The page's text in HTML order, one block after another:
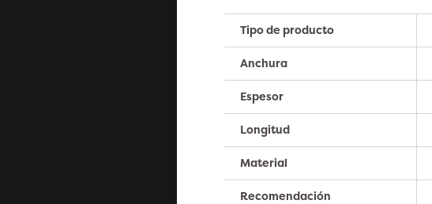
Tipo de producto
Anchura
Espesor
Longitud
Material
Recomendación